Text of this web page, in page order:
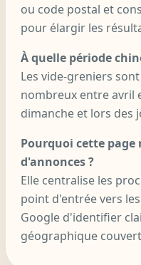
ou code postal et
pour élargir les
À quelle période
Les vide-greniers
nombreux entre avril
dimanche et lors des
Pourquoi cette page
d'annonces ?
Elle centralise les
point d'entrée vers
Google d'identifier
géographique